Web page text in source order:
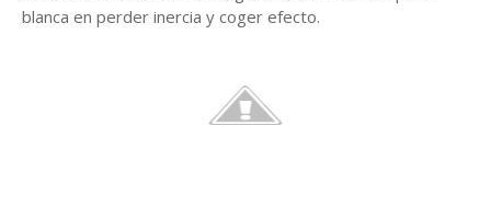
blanca en perder inercia y coger efecto.